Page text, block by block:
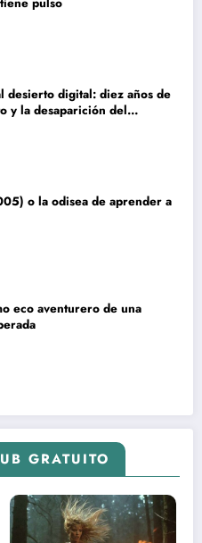
desierto digital: diez años de
y la desaparición del
o la odisea de aprender a
eco aventurero de una
GRATUITO